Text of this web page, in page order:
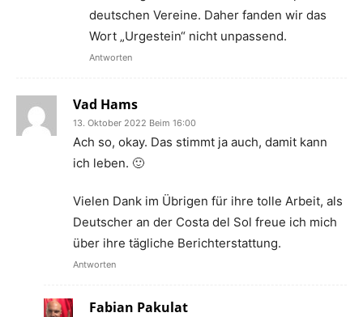
deutschen Vereine. Daher fanden wir das
Wort „Urgestein“ nicht unpassend.
Antworten
Vad Hams
13. Oktober 2022 Beim 16:00
Ach so, okay. Das stimmt ja auch, damit kann
ich leben. 🙂
Vielen Dank im Übrigen für ihre tolle Arbeit, als
Deutscher an der Costa del Sol freue ich mich
über ihre tägliche Berichterstattung.
Antworten
Fabian Pakulat